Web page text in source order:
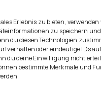
Erlebnis zu bieten, verwenden
zu speichern
du diesen Technologien
oder eindeutige IDs
du deine Einwilligung nicht
bestimmte Merkmale und